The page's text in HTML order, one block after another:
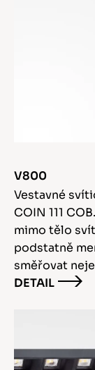
V800
Vestavné
COIN 111
mimo tělo
podstatně
směřovat
DETAIL